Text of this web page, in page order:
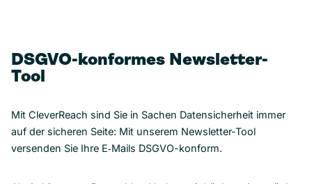
DSGVO-konformes Newsletter-
Tool
Mit CleverReach sind Sie in Sachen Datensicherheit immer
auf der sicheren Seite: Mit unserem Newsletter-Tool
versenden Sie Ihre E‑Mails DSGVO-konform.